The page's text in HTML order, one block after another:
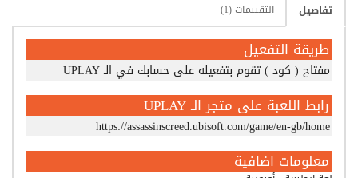
تفاصيل التقييمات (1)
طريقة التفعيل
مفتاح ( كود ) تقوم بتفعيله على حسابك في الـ UPLAY
رابط اللعبة على متجر الـ UPLAY
https://assassinscreed.ubisoft.com/game/en-gb/home
معلومات اضافية